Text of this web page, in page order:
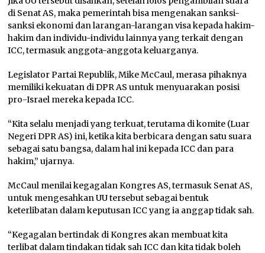
di Senat AS, maka pemerintah bisa mengenakan sanksi-
sanksi ekonomi dan larangan-larangan visa kepada hakim-
hakim dan individu-individu lainnya yang terkait dengan
ICC, termasuk anggota-anggota keluarganya.
Legislator Partai Republik, Mike McCaul, merasa pihaknya
memiliki kekuatan di DPR AS untuk menyuarakan posisi
pro-Israel mereka kepada ICC.
“Kita selalu menjadi yang terkuat, terutama di komite (Luar
Negeri DPR AS) ini, ketika kita berbicara dengan satu suara
sebagai satu bangsa, dalam hal ini kepada ICC dan para
hakim,” ujarnya.
McCaul menilai kegagalan Kongres AS, termasuk Senat AS,
untuk mengesahkan UU tersebut sebagai bentuk
keterlibatan dalam keputusan ICC yang ia anggap tidak sah.
“Kegagalan bertindak di Kongres akan membuat kita
terlibat dalam tindakan tidak sah ICC dan kita tidak boleh